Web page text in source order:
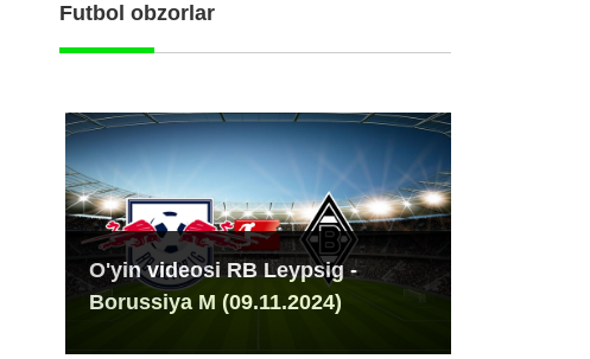
Futbol obzorlar
O'yin videosi RB Leypsig -
Borussiya M (09.11.2024)